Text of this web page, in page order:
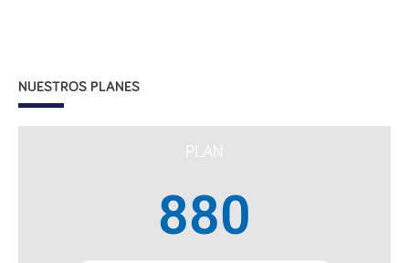
NUESTROS PLANES
PLAN
880